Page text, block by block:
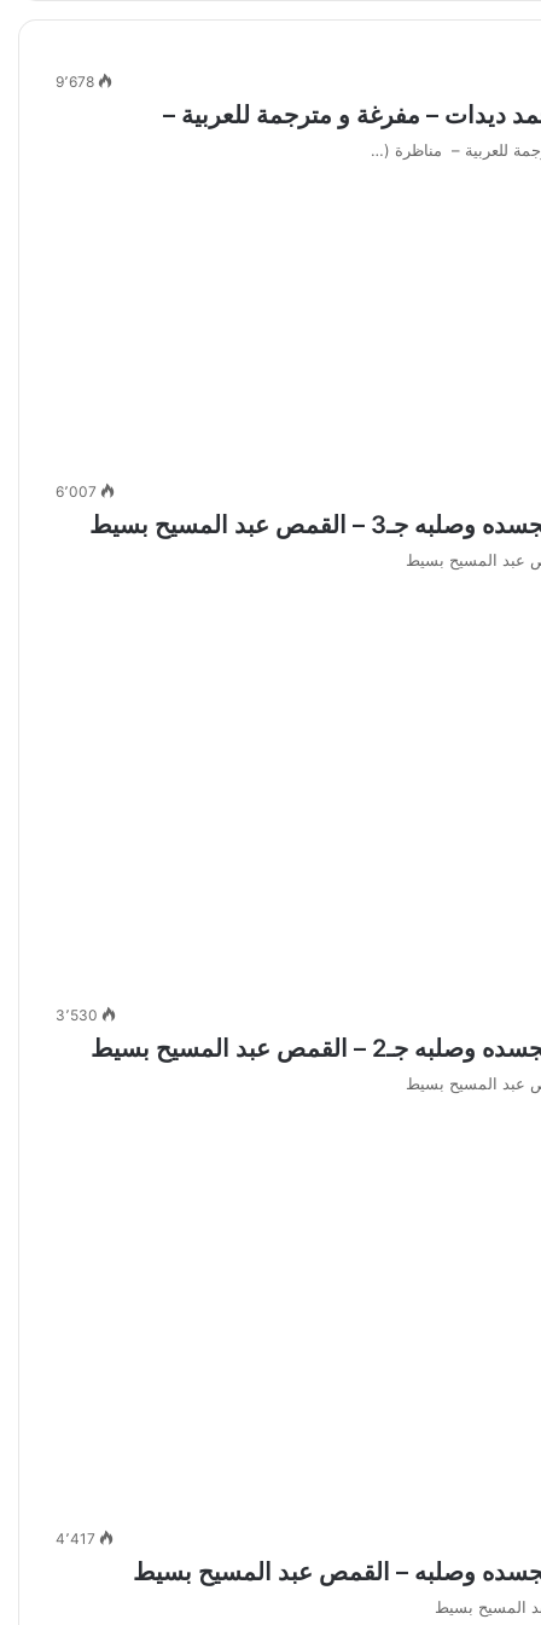
9٬678
– مفرغة و مترجمة للعربية –
للعربية – مناظرة (…
6٬007
عبد المسيح بسيط
3٬530
عبد المسيح بسيط
4٬417
تجسده وصلبه – القمص عبد المسيح بسيط
المسيح بسيط